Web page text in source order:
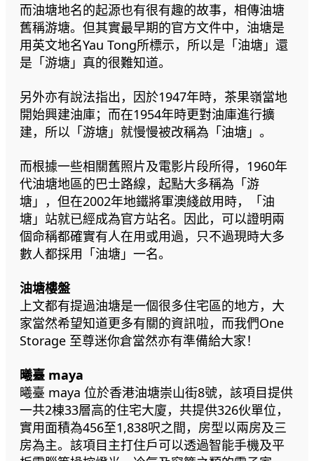
而油塘地名的起源也有很有趣的故事，相傳油塘
舊稱游塘。但其實最早期的官方文件中，油塘是
用英文地名Yau Tong所標示，所以是「油塘」還
是「游塘」真的很難知道。
另外亦有說法指出，因於1947年時，茶果嶺當地
開始興建油庫；而在1954年時更對油庫進行擴
建，所以「游塘」就慢慢被改稱為「油塘」。
而根據一些相關舊照片及電影片段所得，1960年
代油塘地區的巴士路線，起點大多稱為「游
塘」，但在2002年地鐵將軍澳綫啟用時，「油
塘」站就已經成為官方站名。因此，可以證明兩
個命稱都確實有人在用或用過，只不過現時大多
數人都採用「油塘」一名。
油塘樓盤
上文都有提過油塘是一個很多住宅區的地方，大
家當然希望知道更多有關的資訊啦，而我們One
Storage 至尊迷你倉當然亦有準備給大家！
曦臺 maya
曦臺 maya 位於香港油塘崇山街8號，該項目提供
一共2棟33層高的住宅大廈，共提供326伙單位，
實用面積為456至1,838呎之間，房型以兩房及三
房為主。該項目主打住戶可以透過智能手機及平